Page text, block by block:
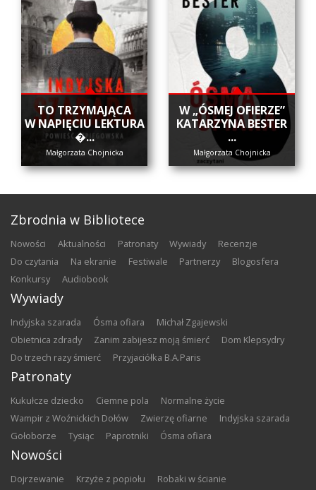
​TO TRZYMAJĄCA
W NAPIĘCIU LEKTURA
�...
Małgorzata Chojnicka
W „ÓSMEJ OFIERZE”
KATARZYNA BESTER
...
Małgorzata Chojnicka
Zbrodnia w Bibliotece
nowości aktualności patronaty wywiady
recenzje
do czytania
na ekranie festiwale partnerzy
blogosfera
konkursy
audiobook
Wywiady
Indyjska szarada Ósma ofiara
Michał Zgajewski
Obietnica zdrady
Zanim zabijesz moją śmierć
Dom Klepsydry
Do trzech razy śmierć
Przyjaciółka B.A.Paris
Patronaty
Kukułcze dziecko Ciemne pola
Normalne życie
Wampir z Woźnickich Dołów
Zwierzę ofiarne
Indyjska szarada
Gołoborze
Tysiąc Paprotniki Ósma ofiara
Nowości
Dojrzewanie Krzyże z popiołu Robaki w ścianie